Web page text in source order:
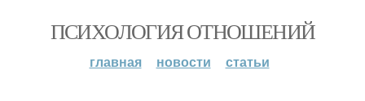
ПСИХОЛОГИЯ ОТНОШЕНИЙ
главная новости статьи